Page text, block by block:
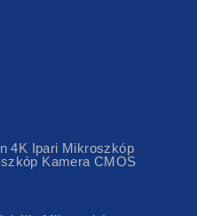
4K Ipari Mikroszkóp
Kamera CMOS